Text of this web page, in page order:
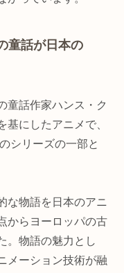
童話が日本の
童話作家ハンス・ク
基にしたアニメで、
のシリーズの一部と
な物語を日本のアニ
からヨーロッパの古
。物語の魅力とし
メーション技術が融